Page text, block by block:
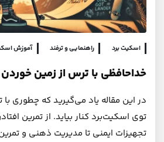
اسکیت برد راهنمایی و ترفند آموزش
خداحافظی با ترس از زمین
در این مقاله یاد می‌گیرید که چطوری
توی اسکیت‌برد کنار بیاید. از تمرین
تجهیزات ایمنی تا مدیریت ذهنی و